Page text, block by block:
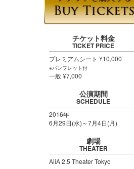
2016/06/13
2016/06/03
2016/05/12
2016/05/06
2016/05/02
2016/04/22
2016/03/25
チケット料金
TICKET PRICE
プレミアムシート ¥10,000
※パンフレット付
一般 ¥7,000
公演期間
SCHEDULE
2016年
6月29日(水)～7月4日(月)
劇場
THEATER
AiiA 2.5 Theater Tokyo